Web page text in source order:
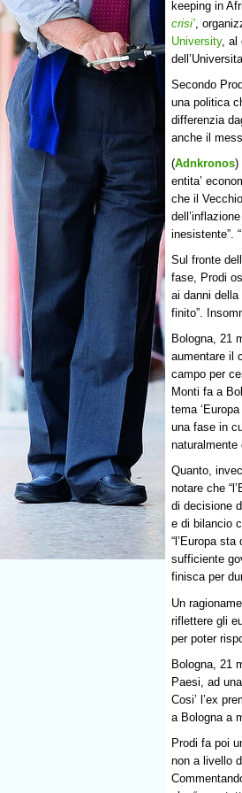
keeping in
crisi’,
University, al
Secondo
una politica
differenzia
anche il
(Adnkronos)
entita’
che il
inesistente”.
Sul fronte
fase, Prodi
ai danni
finito”.
Bologna, 21
aumentare il
campo per
Monti fa a
tema
una fase in
naturalmente
Quanto,
notare che
di decisione
e di bilancio
“l’Europa
sufficiente
finisca per
Un
riflettere gli
per poter
Bologna, 21
Paesi, ad
Cosi’ l’ex
a Bologna a
Prodi fa poi
non a livello